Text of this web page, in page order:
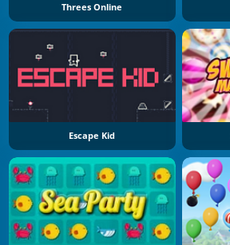
Threes Online
Escape Kid